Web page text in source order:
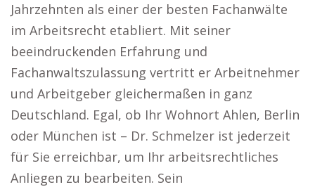
Jahrzehnten als einer der besten Fachanwälte
im Arbeitsrecht etabliert. Mit seiner
beeindruckenden Erfahrung und
Fachanwaltszulassung vertritt er Arbeitnehmer
und Arbeitgeber gleichermaßen in ganz
Deutschland. Egal, ob Ihr Wohnort Ahlen, Berlin
oder München ist – Dr. Schmelzer ist jederzeit
für Sie erreichbar, um Ihr arbeitsrechtliches
Anliegen zu bearbeiten. Sein